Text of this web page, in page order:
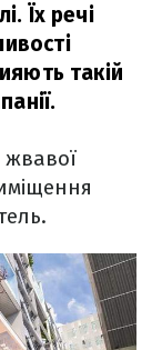
Їх речі
такій
жвавої